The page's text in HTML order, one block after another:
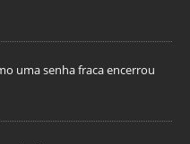
uma senha fraca encerrou